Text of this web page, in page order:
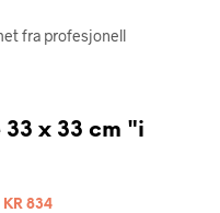
fra profesjonell
x 33 cm "i
KR834